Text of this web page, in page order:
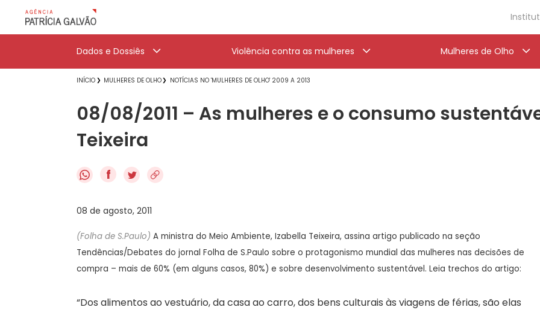
Dados e Dossiês Violência contra as mulheres Mulheres de Olho
INÍCIO MULHERES DE OLHO NOTÍCIAS NO 'MULHERES DE OLHO' 2009 A 2013
08/08/2011 – As mulheres e o consumo
Teixeira
f
08 de agosto, 2011
(Folha de S.Paulo) A ministra do Meio Ambiente, Izabella Teixeira, assina artigo publicado na seção
Tendências/Debates do jornal Folha de S.Paulo sobre o protagonismo mundial das mulheres nas decisões de
compra – mais de 60% (em alguns casos, 80%) e sobre desenvolvimento sustentável. Leia trechos do artigo:
“Dos alimentos ao vestuário, da casa ao carro, dos bens culturais às viagens de férias, são elas